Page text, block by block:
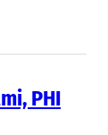
PHI